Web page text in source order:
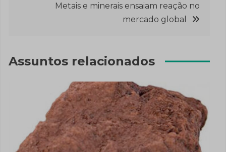
Metais e minerais ensaiam reação no
mercado global
Assuntos relacionados